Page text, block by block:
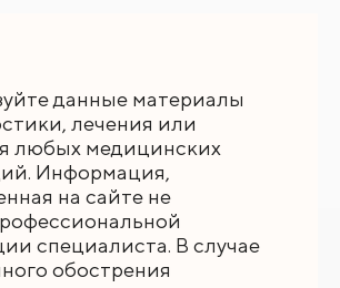
данные материалы
лечения или
любых медицинских
Информация,
на сайте не
специалиста. В случае
обострения